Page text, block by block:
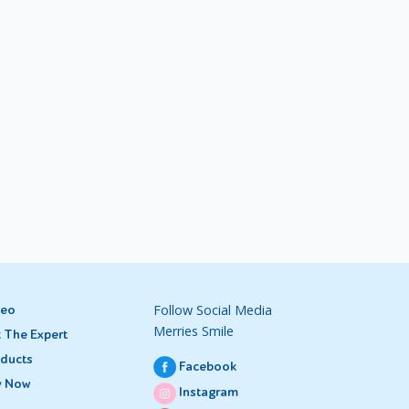
The Expert
Now
Follow Social Media
Merries Smile
Facebook
Instagram